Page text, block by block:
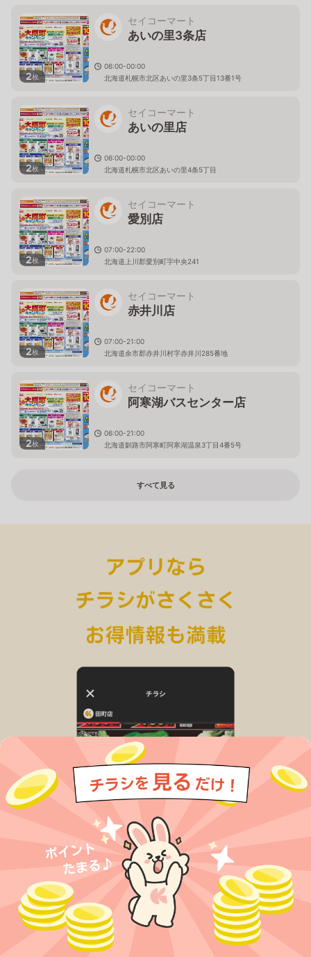
2枚
セイコーマート
あいの里3条店
06:00-00:00
北海道札幌市北区あいの里3条5丁目13番1号
2枚
セイコーマート
あいの里店
06:00-00:00
北海道札幌市北区あいの里4条5丁目
2枚
セイコーマート
愛別店
07:00-22:00
北海道上川郡愛別町字中央241
2枚
セイコーマート
赤井川店
07:00-21:00
北海道余市郡赤井川村字赤井川285番地
2枚
セイコーマート
阿寒湖バスセンター店
06:00-21:00
北海道釧路市阿寒町阿寒湖温泉3丁目4番5号
すべて見る